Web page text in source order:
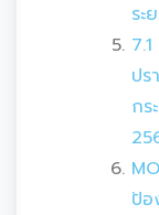
ระ
ปร
กร
ป้อ